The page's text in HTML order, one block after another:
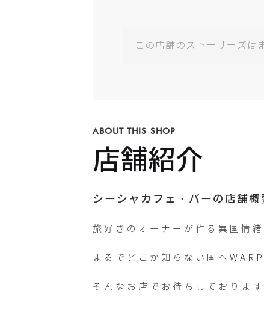
Instagram
shishawarp_oka
Shishawarp_oka
この店舗のストーリーズは
ABOUT THIS SHOP
店舗紹介
シーシャカフェ・バーの店舗概
旅好きのオーナーが作る異国情
まるでどこか知らない国へ
そんなお店でお待ちしております